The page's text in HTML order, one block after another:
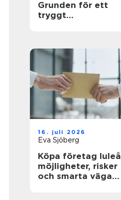
Grunden för ett
tryggt
16. juli 2026
Eva Sjöberg
Köpa företag luleå
möjligheter, risker
och smarta vägar